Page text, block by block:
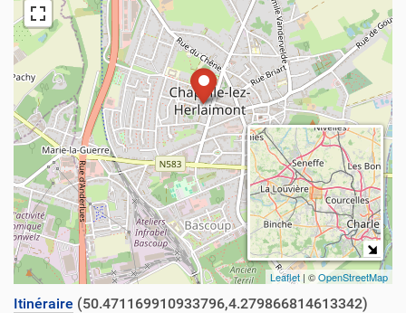
Leaflet | ©OpenStreetMap
Itinéraire (50.471169910933796,4.279866814613342)